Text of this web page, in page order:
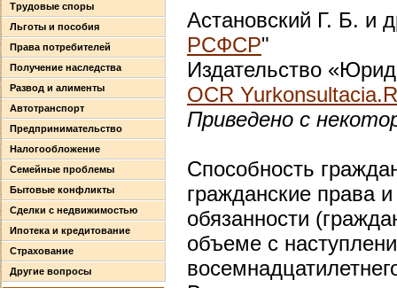
Трудовые споры
Льготы и пособия
Права потребителей
Получение наследства
Развод и алименты
Автотранспорт
Предпринимательство
Налогообложение
Семейные проблемы
Бытовые конфликты
Сделки с недвижимостью
Ипотека и кредитование
Страхование
Другие вопросы
Астановский Г. Б. и
РСФСР"
Издательство
OCR
Приведено с
Способность
гражданские права
обязанности
объеме с